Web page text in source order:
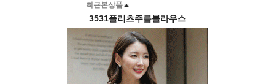
최근본상품
3531플리츠주름블라우스